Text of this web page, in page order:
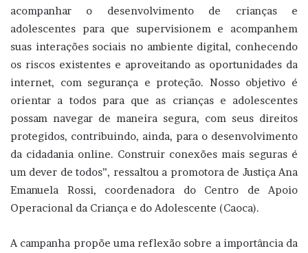
acompanhar o desenvolvimento de crianças e
adolescentes para que supervisionem e acompanhem
suas interações sociais no ambiente digital, conhecendo
os riscos existentes e aproveitando as oportunidades da
internet, com segurança e proteção. Nosso objetivo é
orientar a todos para que as crianças e adolescentes
possam navegar de maneira segura, com seus direitos
protegidos, contribuindo, ainda, para o desenvolvimento
da cidadania online. Construir conexões mais seguras é
um dever de todos”, ressaltou a promotora de Justiça Ana
Emanuela Rossi, coordenadora do Centro de Apoio
Operacional da Criança e do Adolescente (Caoca).
A campanha propõe uma reflexão sobre a importância da